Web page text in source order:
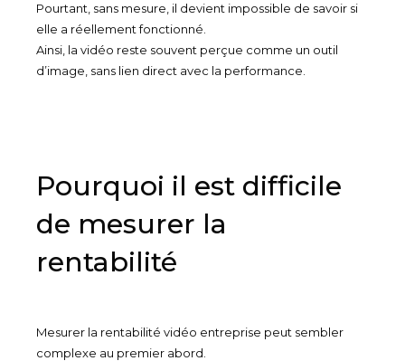
Pourtant, sans mesure, il devient impossible de savoir si
elle a réellement fonctionné.
Ainsi, la vidéo reste souvent perçue comme un outil
d’image, sans lien direct avec la performance.
Pourquoi il est difficile
de mesurer la
rentabilité
Mesurer la rentabilité vidéo entreprise peut sembler
complexe au premier abord.